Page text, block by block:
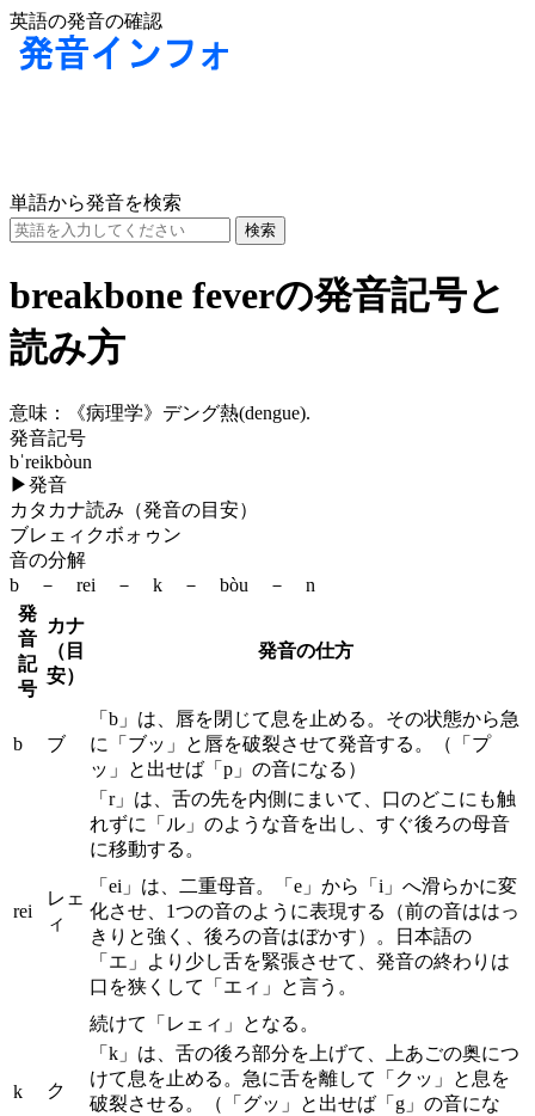
英語の発音の確認
単語から発音を検索
breakbone feverの発音記号と
読み方
意味：
《病理学》デング熱(dengue).
発音記号
bˈreikbòun
▶発音
カタカナ読み（発音の目安）
ブレェィクボォゥン
音の分解
b － rei － k － bòu － n
発
音
記
号
カナ
（目
安）
発音の仕方
b ブ
「b」は、唇を閉じて息を止める。その状態から急
に「ブッ」と唇を破裂させて発音する。（「プ
ッ」と出せば「p」の音になる）
rei
レェ
ィ
「r」は、舌の先を内側にまいて、口のどこにも触
れずに「ル」のような音を出し、すぐ後ろの母音
に移動する。
「ei」は、二重母音。「e」から「i」へ滑らかに変
化させ、1つの音のように表現する（前の音ははっ
きりと強く、後ろの音はぼかす）。日本語の
「エ」より少し舌を緊張させて、発音の終わりは
口を狭くして「エィ」と言う。
続けて「レェィ」となる。
k ク
「k」は、舌の後ろ部分を上げて、上あごの奥につ
けて息を止める。急に舌を離して「クッ」と息を
破裂させる。（「グッ」と出せば「g」の音にな